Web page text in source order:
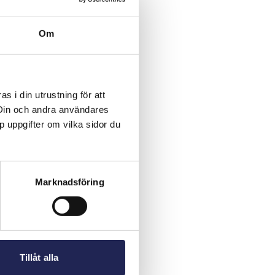
Om
i din utrustning för att
och andra användares
uppgifter om vilka sidor du
Marknadsföring
Tillåt alla